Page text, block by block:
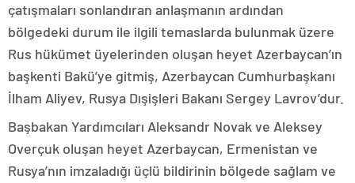
çatışmaları sonlandıran anlaşmanın ardından
bölgedeki durum ile ilgili temaslarda bulunmak üzere
Rus hükümet üyelerinden oluşan heyet Azerbaycan’ın
başkenti Bakü’ye gitmiş, Azerbaycan Cumhurbaşkanı
İlham Aliyev, Rusya Dışişleri Bakanı Sergey Lavrov’dur.
Başbakan Yardımcıları Aleksandr Novak ve Aleksey
Overçuk oluşan heyet Azerbaycan, Ermenistan ve
Rusya’nın imzaladığı üçlü bildirinin bölgede sağlam ve